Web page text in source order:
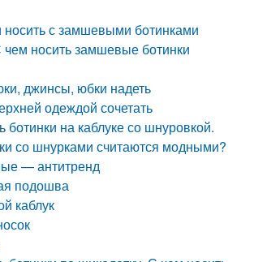
носить с замшевыми ботинками
носить замшевые ботинки
джинсы, юбки надеть
одеждой сочетать
ботинки на каблуке со шнуровкой.
со шнурками считаются модными?
— антитренд
подошва
каблук